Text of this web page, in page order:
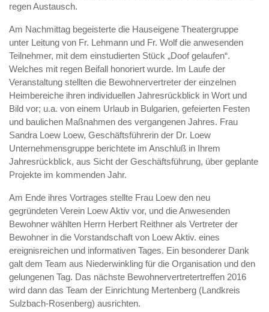
regen Austausch.
Am Nachmittag begeisterte die Hauseigene Theatergruppe
unter Leitung von Fr. Lehmann und Fr. Wolf die anwesenden
Teilnehmer, mit dem einstudierten Stück „Doof gelaufen“.
Welches mit regen Beifall honoriert wurde. Im Laufe der
Veranstaltung stellten die Bewohnervertreter der einzelnen
Heimbereiche ihren individuellen Jahresrückblick in Wort und
Bild vor; u.a. von einem Urlaub in Bulgarien, gefeierten Festen
und baulichen Maßnahmen des vergangenen Jahres. Frau
Sandra Loew Loew, Geschäftsführerin der Dr. Loew
Unternehmensgruppe berichtete im Anschluß in Ihrem
Jahresrückblick, aus Sicht der Geschäftsführung, über geplante
Projekte im kommenden Jahr.
Am Ende ihres Vortrages stellte Frau Loew den neu
gegründeten Verein Loew Aktiv vor, und die Anwesenden
Bewohner wählten Herrn Herbert Reithner als Vertreter der
Bewohner in die Vorstandschaft von Loew Aktiv. eines
ereignisreichen und informativen Tages. Ein besonderer Dank
galt dem Team aus Niederwinkling für die Organisation und den
gelungenen Tag. Das nächste Bewohnervertretertreffen 2016
wird dann das Team der Einrichtung Mertenberg (Landkreis
Sulzbach-Rosenberg) ausrichten.